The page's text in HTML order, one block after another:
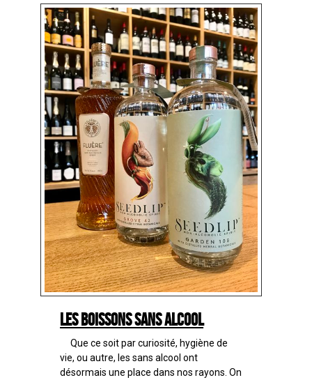
Les boissons sans alcool
Que ce soit par curiosité, hygiène de
vie, ou autre, les sans alcool ont
désormais une place dans nos rayons. On